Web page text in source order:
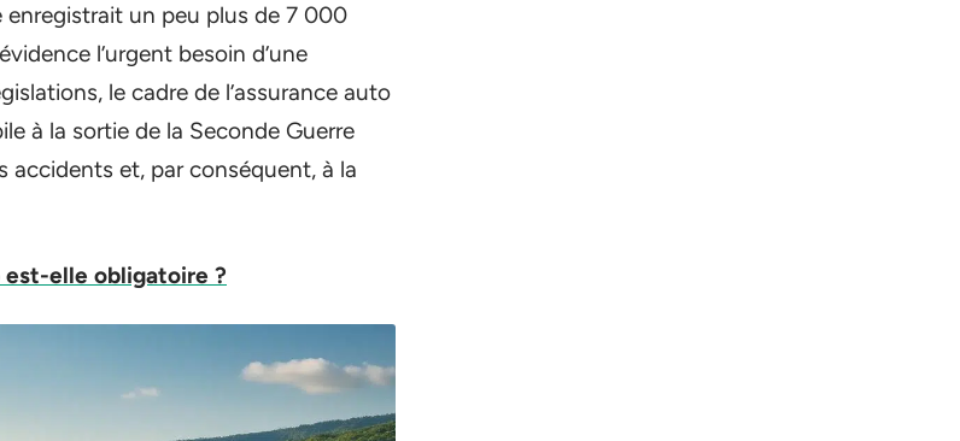
enregistrait un peu plus de 7 000
l’urgent besoin d’une
le cadre de l’assurance auto
à la sortie de la Seconde Guerre
accidents et, par conséquent, à la
est-elle obligatoire ?